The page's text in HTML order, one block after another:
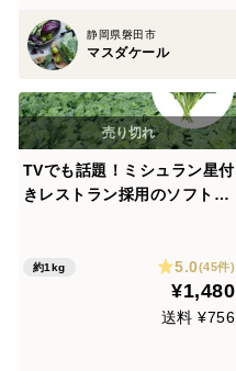
静岡県磐田市
マスダケール
TVでも話題！ミシュラン星付
きレストラン採用のソフトケ
約1kg 5.0(45件)
¥1,480
送料 ¥756